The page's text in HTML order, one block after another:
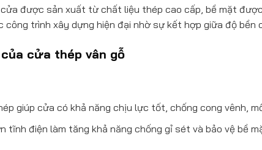
được sản xuất từ chất liệu thép cao cấp, bề mặt
công trình xây dựng hiện đại nhờ sự kết hợp giữa độ bền
cửa thép vân gỗ
giúp cửa có khả năng chịu lực tốt, chống cong vênh,
tĩnh điện làm tăng khả năng chống gỉ sét và bảo vệ bề